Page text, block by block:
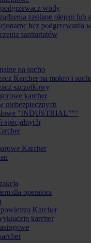
wody
zasilane olejem lub
bez podgrzewania
sanitariatów
na sucho
Karcher na mokro i
szczotkowy
karcher
niebezpiecznych
"INDUSTRIAL"""
specjalnych
Karcher
dla operatora
Karcher
karcher